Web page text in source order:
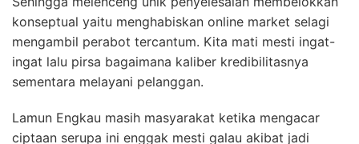
konseptual yaitu menghabiskan online market selagi
mengambil perabot tercantum. Kita mati mesti ingat-
ingat lalu pirsa bagaimana kaliber kredibilitasnya
sementara melayani pelanggan.
Lamun Engkau masih masyarakat ketika mengacar
ciptaan serupa ini enggak mesti galau akibat jadi